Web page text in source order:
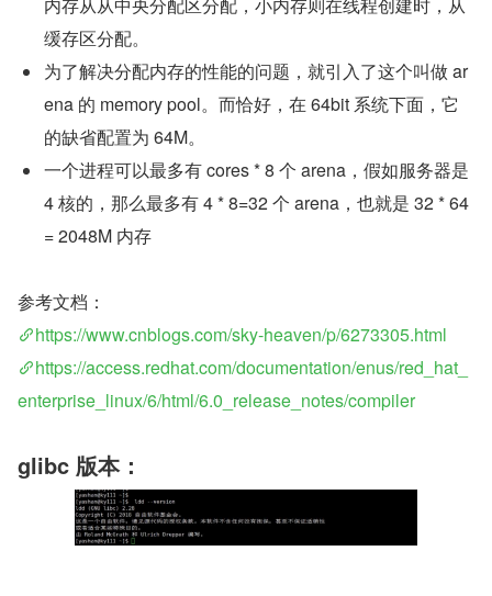
缓存区分配。
为了解决分配内存的性能的问题，就引入了这个叫做 ar
ena 的 memory pool。而恰好，在 64bit 系统下面，它
的缺省配置为 64M。
一个进程可以最多有 cores * 8 个 arena，假如服务器是
4 核的，那么最多有 4 * 8=32 个 arena，也就是 32 * 64
= 2048M 内存
参考文档：
https://www.cnblogs.com/sky-heaven/p/6273305.html
https://access.redhat.com/documentation/enus/red_hat_
enterprise_linux/6/html/6.0_release_notes/compiler
glibc 版本：